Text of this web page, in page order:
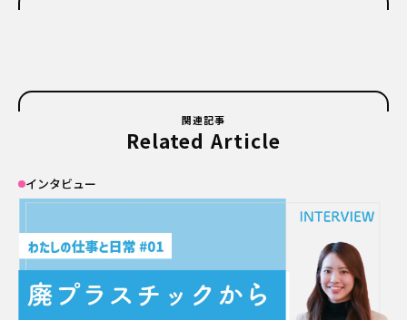
関連記事
Related Article
インタビュー